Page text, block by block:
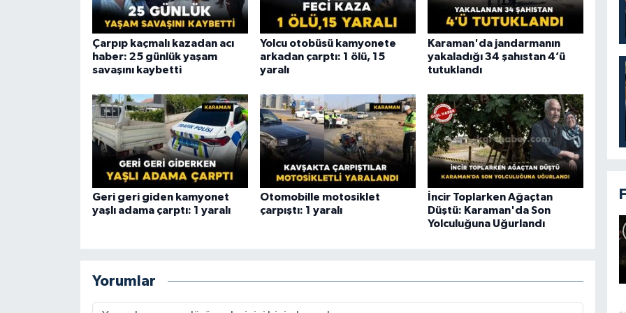
Çarpıp kaçmalı kazadan acı
haber: 25 günlük yaşam
savaşını kaybetti
Yolcu otobüsü kamyonete
arkadan çarptı: 1 ölü, 15
yaralı
Karaman'da jandarmanın
yakaladığı 34 şahıstan 4’ü
tutuklandı
Geri geri giden kamyonet
yaşlı adama çarptı: 1 yaralı
Otomobille motosiklet
çarpıştı: 1 yaralı
İncir Toplarken Ağaçtan
Düştü: Karaman'da Son
Yolculuğuna Uğurlandı
Yorumlar